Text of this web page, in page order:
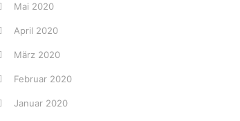
Mai 2020
April 2020
März 2020
Februar 2020
Januar 2020